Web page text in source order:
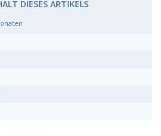
DIESES ARTIKELS